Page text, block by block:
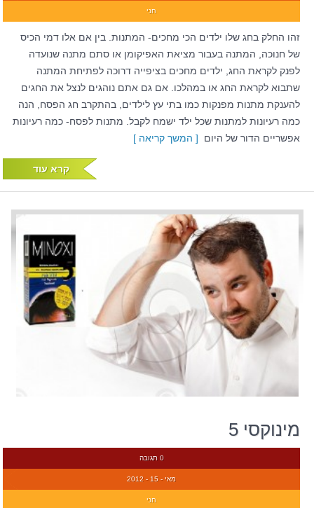
חני
זהו החלק בחג שלו ילדים הכי מחכים- המתנות. בין אם אלו דמי הכיס
של חנוכה, המתנה בעבור מציאת האפיקומן או סתם מתנה שנועדה
לפנק לקראת החג, ילדים מחכים בציפייה דרוכה לפתיחת המתנה
שתבוא לקראת החג או במהלכו. אם גם אתם נוהגים לנצל את החגים
להענקת מתנות מפנקות כמו בתי עץ לילדים, בהתקרב חג הפסח, הנה
כמה רעיונות למתנות שכל ילד ישמח לקבל. מתנות לפסח- כמה רעיונות
אפשריים הדור של היום [ המשך קריאה ]
קרא עוד
מינוקסי 5
0 תגובה
מאי - 15 - 2012
חני